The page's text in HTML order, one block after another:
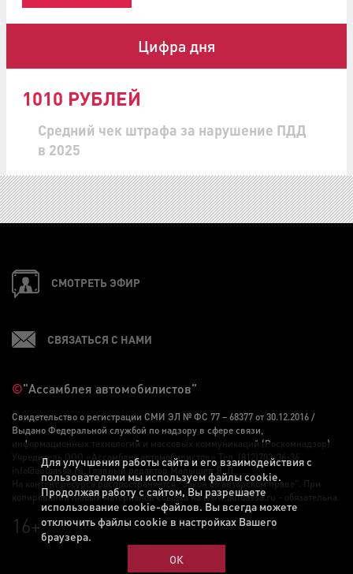
Цифра дня
1010 РУБЛЕЙ
Средний чек штрафа за нарушение ПДД
в 2025
СМОТРЕТЬ ЭФИР
СВЯЗАТЬСЯ С НАМИ
©"Ассамблея автомобилистов"
Свидетельство о регистрации СМИ ЭЛ № ФС 77 – 68377 от 30.12.2016 /
Выдано Федеральной службой по надзору в сфере связи,
информационных технологий и массовых коммуникаций (Роскомнадзор)
Учредитель ООО «Ассамблея автомобилистов» Тел. (812)703-36-36,
info@autoassa.ru, Главный редактор Малышев Я. Л.
На контент ресурса распространяется "Закон об авторском праве". При
копировании любых материалов ссылка на www.autoassa.ru - обязательна.
16+
Для улучшения работы сайта и его взаимодействия с
пользователями мы используем файлы cookie.
Продолжая работу с сайтом, Вы разрешаете
использование cookie-файлов. Вы всегда можете
отключить файлы cookie в настройках Вашего
браузера.
ОК